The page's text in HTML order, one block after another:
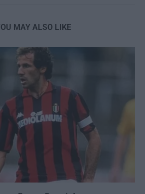
MAY ALSO LIKE